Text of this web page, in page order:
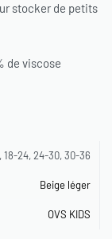
stocker de petits
de viscose
18-24, 24-30, 30-36
Beige léger
OVS KIDS